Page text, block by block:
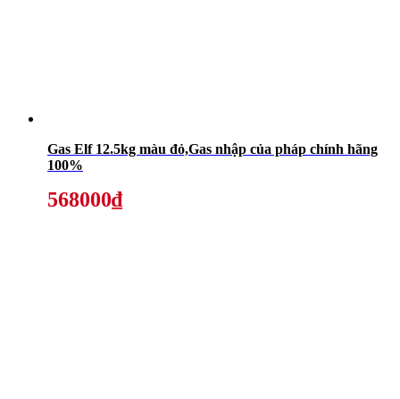
Gas Elf 12.5kg màu đỏ,Gas nhập của pháp chính hãng
100%
568000₫